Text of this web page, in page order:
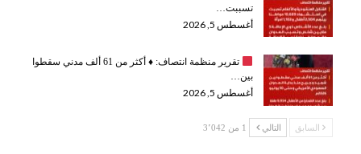
تسببت…
أغسطس 5, 2026
تقرير منظمة انتصاف: ♦️
أكثر من 61 ألف مدني سقطوا
بين…
أغسطس 5, 2026
السابق التالي 1 من 3٬042